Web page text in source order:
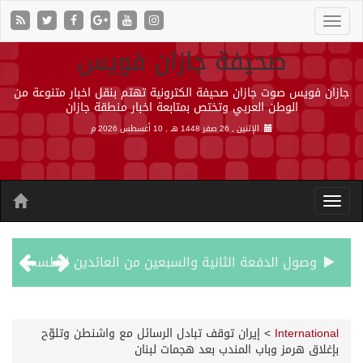
صحيفة جازان فويس
جازان فويس صوت جازان صحيفة الكترونية تهتم بنقل اخبار متنوعة من
الوطن العربي وتختص بمتابعة اخبار منطقة جازان
الإثنين , 26 صفر 1448 هـ , 10 أغسطس 2026 م
وصول الدفعة الثانية والسبعين من العائدين الفلسطينيين إلى رفح
International
> إيران توقف تبادل الرسائل مع واشنطن وتلوّح
بإغلاق هرمز وباب المندب بعد هجمات لبنان